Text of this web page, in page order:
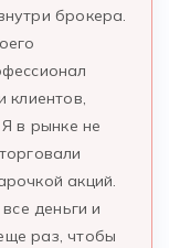
брокера.
клиентов,
в рынке не
акций.
деньги и
раз, чтобы